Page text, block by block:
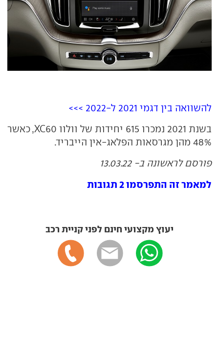
להשוואה בין דגמי 2021 ל-2022 >>>
בשנת 2021 נמכרו 615 יחידות של וולוו XC60, כאשר
48% מהן מגרסאות הפלאג-אין הייבריד.
פורסם לראשונה ב- 13.03.22
למאמר זה התפרסמו 2 תגובות
יעוץ מקצועי חינם לפני קניית רכב